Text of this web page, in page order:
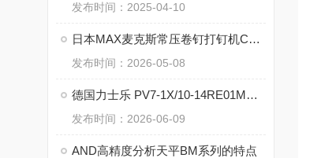
发布时间：2025-04-10
日本MAX麦克斯常压卷钉打钉机CN-650M2的核心技术
发布时间：2026-05-08
德国力士乐 PV7-1X/10-14RE01MD0-16 变量叶片泵的技术支持
发布时间：2026-06-09
AND高精度分析天平BM系列的特点